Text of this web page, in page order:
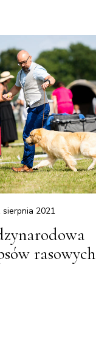
sierpnia 2021
rasowych